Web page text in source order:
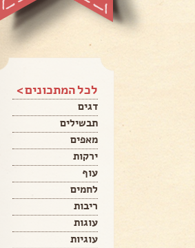
לכל המתכונים >
דגים
תבשילים
מאפים
ירקות
עוף
לחמים
ריבות
עוגות
עוגיות